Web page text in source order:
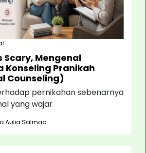
Scary, Mengenal
Konseling Pranikah
Counseling)
pernikahan sebenarnya
yang wajar
Aulia Salmaa